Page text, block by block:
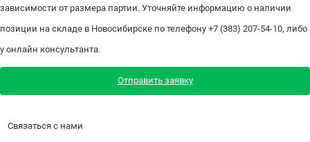
зависимости от размера партии. Уточняйте информацию о наличии
позиции на складе в Новосибирске по телефону +7 (383) 207-54-10, либо
у онлайн консультанта.
Отправить заявку
Связаться с нами